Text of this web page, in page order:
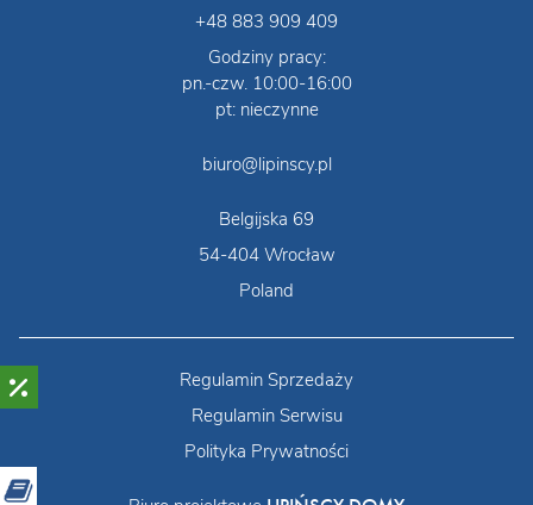
+48 883 909 409
Godziny pracy:
pn.-czw. 10:00-16:00
pt: nieczynne
biuro@lipinscy.pl
Belgijska 69
54-404 Wrocław
Poland
Regulamin Sprzedaży
Regulamin Serwisu
Polityka Prywatności